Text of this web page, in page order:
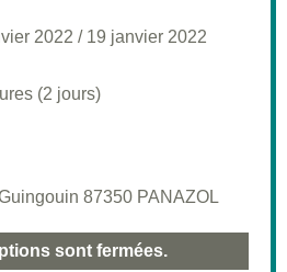
2022 / 19 janvier 2022
(2 jours)
87350 PANAZOL
sont fermées.